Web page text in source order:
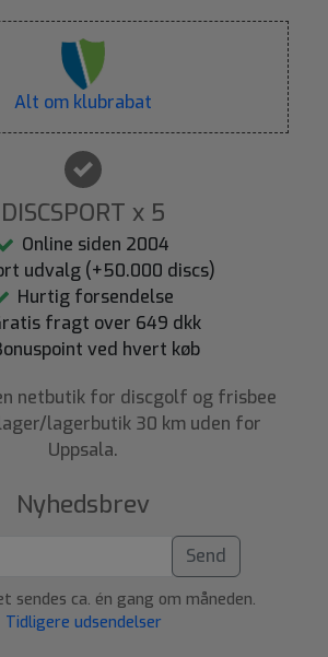
Alt om klubrabat
DISCSPORT x 5
Online siden 2004
udvalg (+50.000 discs)
Hurtig forsendelse
fragt over 649 dkk
ved hvert køb
netbutik for discgolf og frisbee
lagerbutik 30 km uden for
Uppsala.
Nyhedsbrev
Send
sendes ca. én gang om måneden.
Tidligere udsendelser